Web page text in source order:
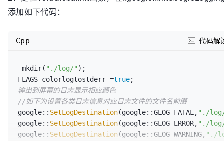
添加如下代码：
_mkdir( "./log/" );
FLAGS_colorlogtostderr =true
输出到屏幕的日志显示相应颜色
//如下为设置各类日志信息对应日志文件的文件名前缀
google:: SetLogDestination(google::GLOG_FATAL, "./
google:: SetLogDestination(google::GLOG_ERROR, "./
google:: SetLogDestination (google::GLOG_WARNING, "./
Cpp 代码解